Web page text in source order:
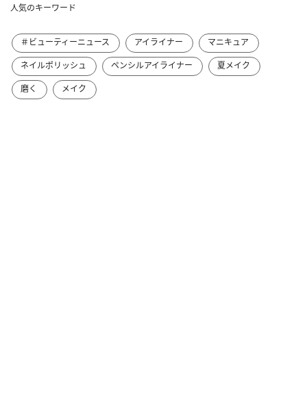
人気のキーワード
＃ビューティーニュース アイライナー
マニキュア
ネイルポリッシュ
ペンシルアイライナー
夏メイク
磨く
メイク